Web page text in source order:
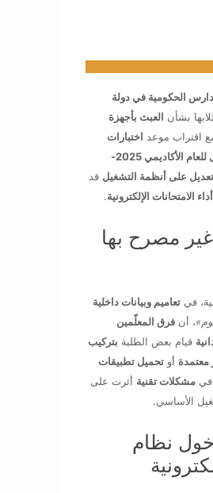
الحكومية في دولة
بشأن العبث بأجهزة
اقتراب موعد اختبارات
نهاية الفصل الدراسي الأول للعام الأكاديمي 2025-
على أنظمة التشغيل قد
الامتحانات الإلكترونية.
مصرح بها
في تعاميم وبيانات داخلية
، أن فرق المعلّمين
قيام بعض الطلبة بتركيب
معتمدة أو تحميل تطبيقات
في مشكلات تقنية أثرت على
الأساسي.
نظام